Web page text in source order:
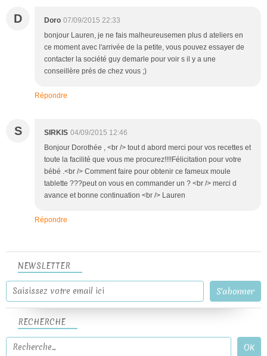
D Doro 07/09/2015 22:33
bonjour Lauren, je ne fais malheureusemen plus d ateliers en
ce moment avec l'arrivée de la petite, vous pouvez essayer de
contacter la société guy demarle pour voir s il y a une
conseillère prés de chez vous ;)
Répondre
S SIRKIS 04/09/2015 12:46
Bonjour Dorothée , <br /> tout d abord merci pour vos recettes et
toute la facilité que vous me procurez!!!!Félicitation pour votre
bébé .<br /> Comment faire pour obtenir ce fameux moule
tablette ???peut on vous en commander un ? <br /> merci d
avance et bonne continuation <br /> Lauren
Répondre
NEWSLETTER
RECHERCHE